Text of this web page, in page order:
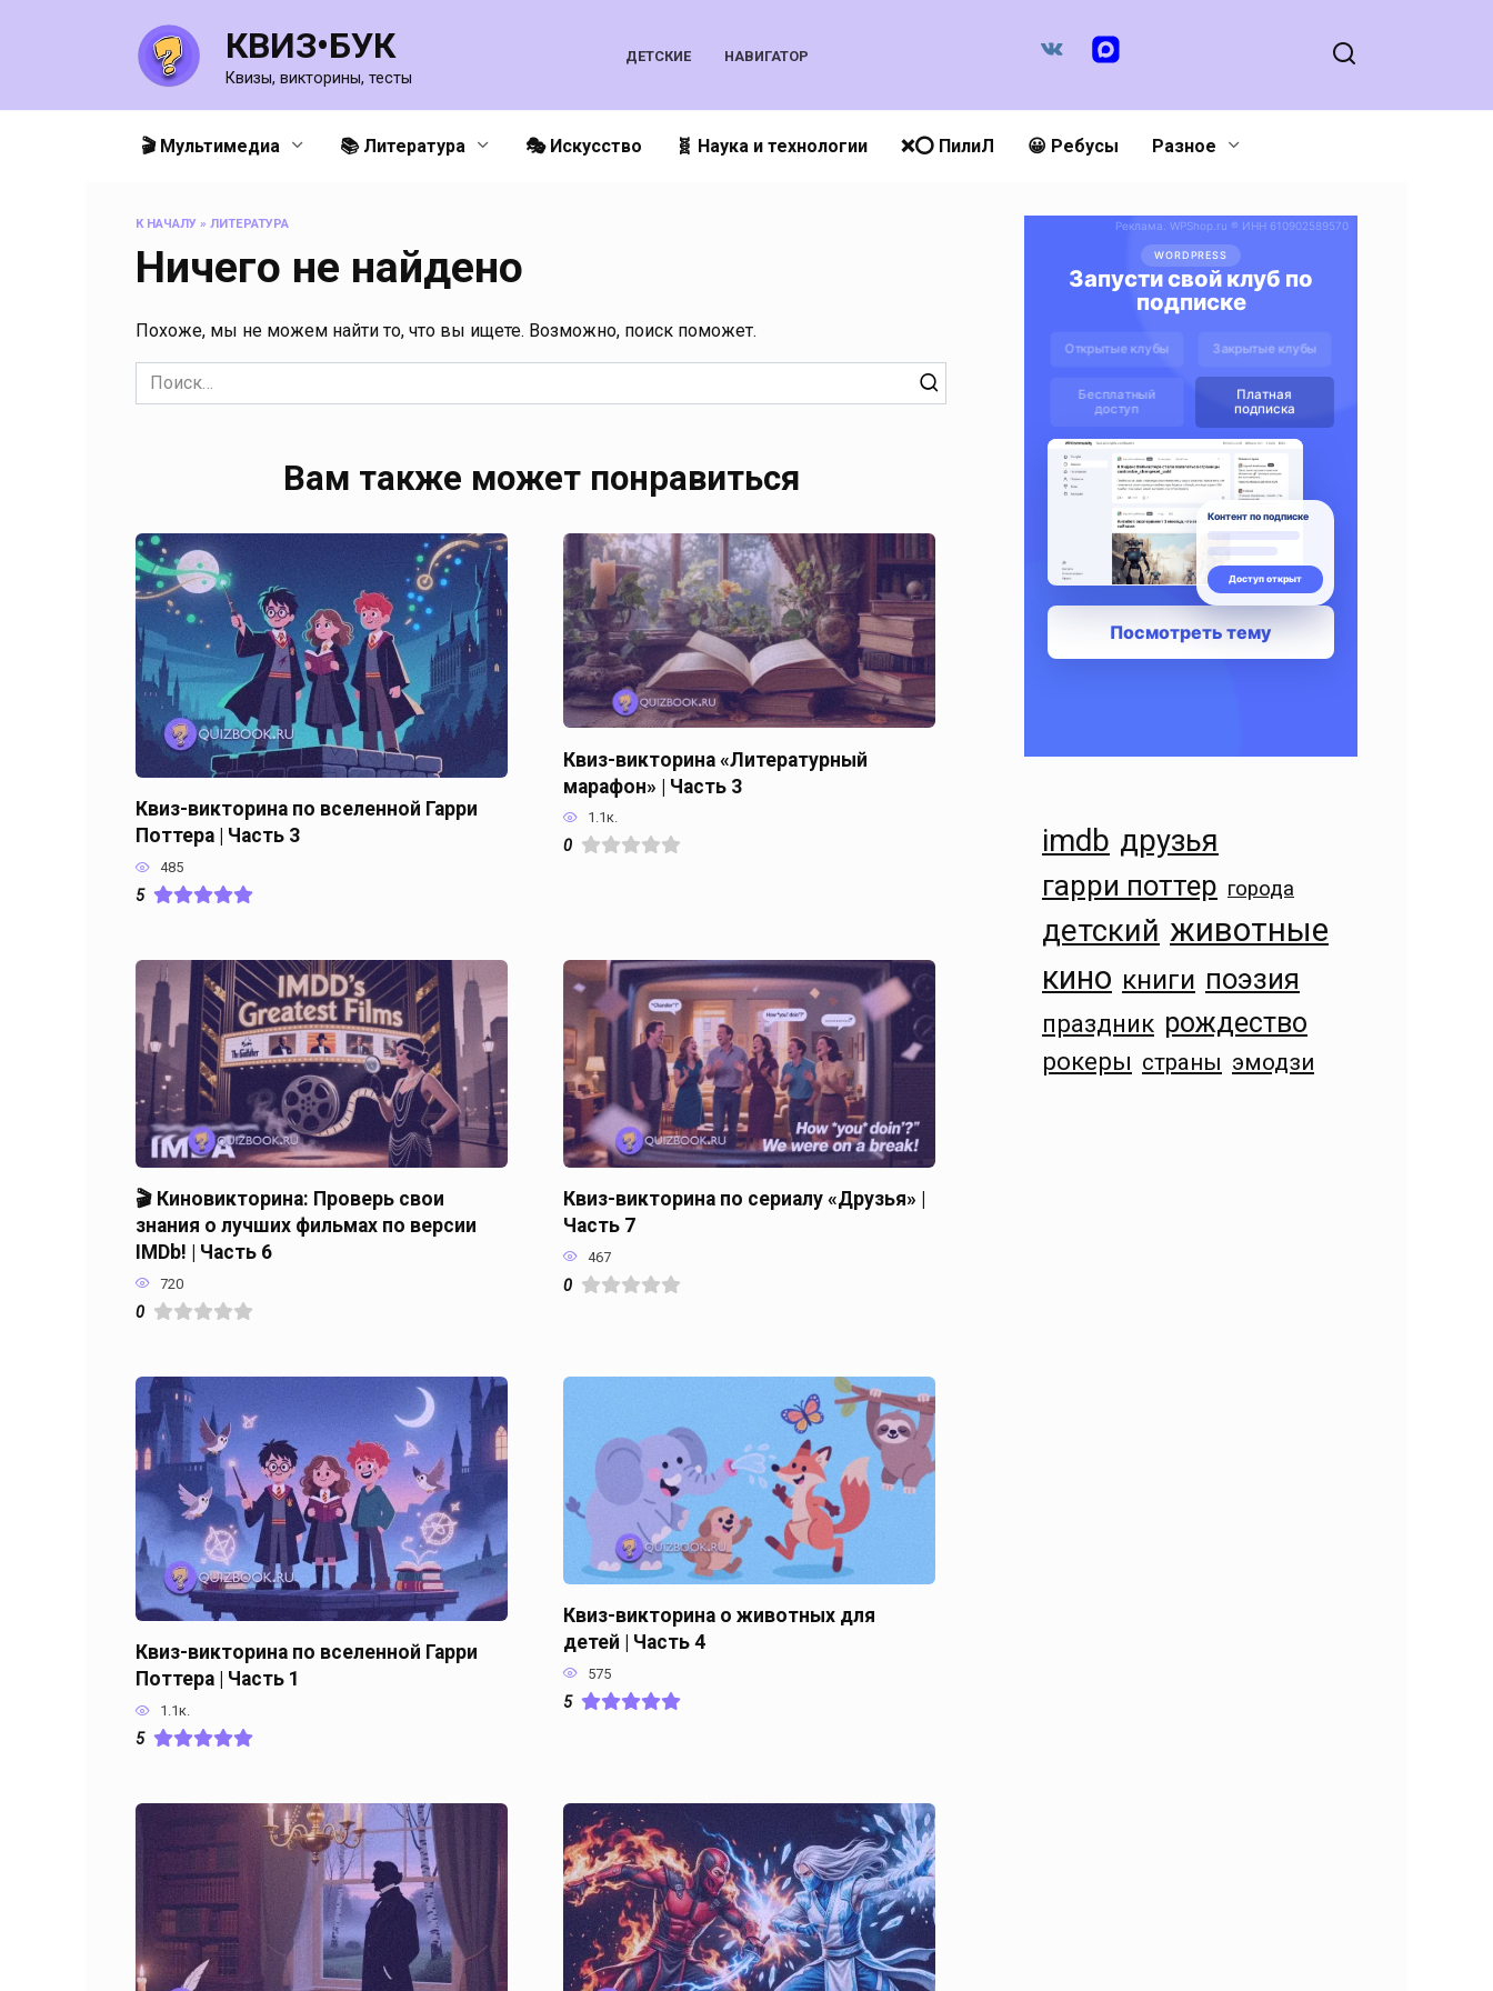
КВИЗ•БУК
Квизы, викторины, тесты
ДЕТСКИЕ НАВИГАТОР
🎬 Мультимедиа 📚 Литература 🎭 Искусство 🧬 Наука и технологии ❌⭕️ ПилиЛ 😀 Ребусы Разное
К НАЧАЛУ » ЛИТЕРАТУРА
Ничего не найдено
Похоже, мы не можем найти то, что вы ищете. Возможно, поиск поможет.
Search
for:
Вам также может понравиться
Квиз-викторина по вселенной Гарри
Поттера | Часть 3
485
5
Квиз-викторина «Литературный
марафон» | Часть 3
1.1к.
0
🎬 Киновикторина: Проверь свои
знания о лучших фильмах по версии
IMDb! | Часть 6
720
0
Квиз-викторина по сериалу «Друзья» |
Часть 7
467
0
Квиз-викторина по вселенной Гарри
Поттера | Часть 1
1.1к.
5
Квиз-викторина о животных для
детей | Часть 4
575
5
imdb друзья
гарри поттер города
детский животные
кино книги поэзия
праздник рождество
рокеры страны эмодзи